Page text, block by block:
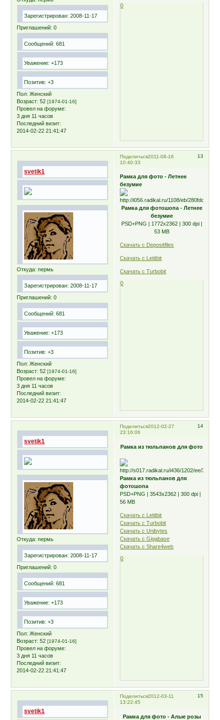
Зарегистрирован: 2008-11-17
Приглашений: 0
Сообщений: 681
Уважение: +173
Позитив: +3
Пол: Женский
Возраст: 52[1974-01-16]
Провел на форуме:
3 дня 11 часов
Последний визит:
2014-02-22 21:41:47
0
Поделиться 13
2011-08-16
10:40:33
svetik1
Откуда: пермь
Зарегистрирован: 2008-11-17
Приглашений: 0
Сообщений: 681
Уважение: +173
Позитив: +3
Пол: Женский
Возраст: 52[1974-01-16]
Провел на форуме:
3 дня 11 часов
Последний визит:
2014-02-22 21:41:47
Рамка для фото - Летнее
безумие
Рамка для фотошопа - Летнее
безумие
PSD+PNG | 1772х2362 | 300 dpi |
53 MB
Скачать с Depositfiles
Скачать с Letitbit
Скачать с Turbobit
0
Поделиться 14
2012-02-27
23:16:06
svetik1
Откуда: пермь
Зарегистрирован: 2008-11-17
Приглашений: 0
Сообщений: 681
Уважение: +173
Позитив: +3
Пол: Женский
Возраст: 52[1974-01-16]
Провел на форуме:
3 дня 11 часов
Последний визит:
2014-02-22 21:41:47
Рамка из тюльпанов для фото
Рамка из тюльпанов для
фотошопа
PSD+PNG | 3543х2362 | 300 dpi |
56 MB
Скачать с Letitbit
Скачать с Turbobit
Скачать с Unibytes
Скачать с Gigabase
Скачать с Share4web
0
Поделиться 15
2012-03-11
13:22:45
svetik1
Рамка для фото - Алые розы